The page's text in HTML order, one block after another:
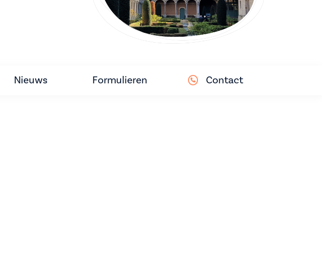
Nieuws Formulieren Contact